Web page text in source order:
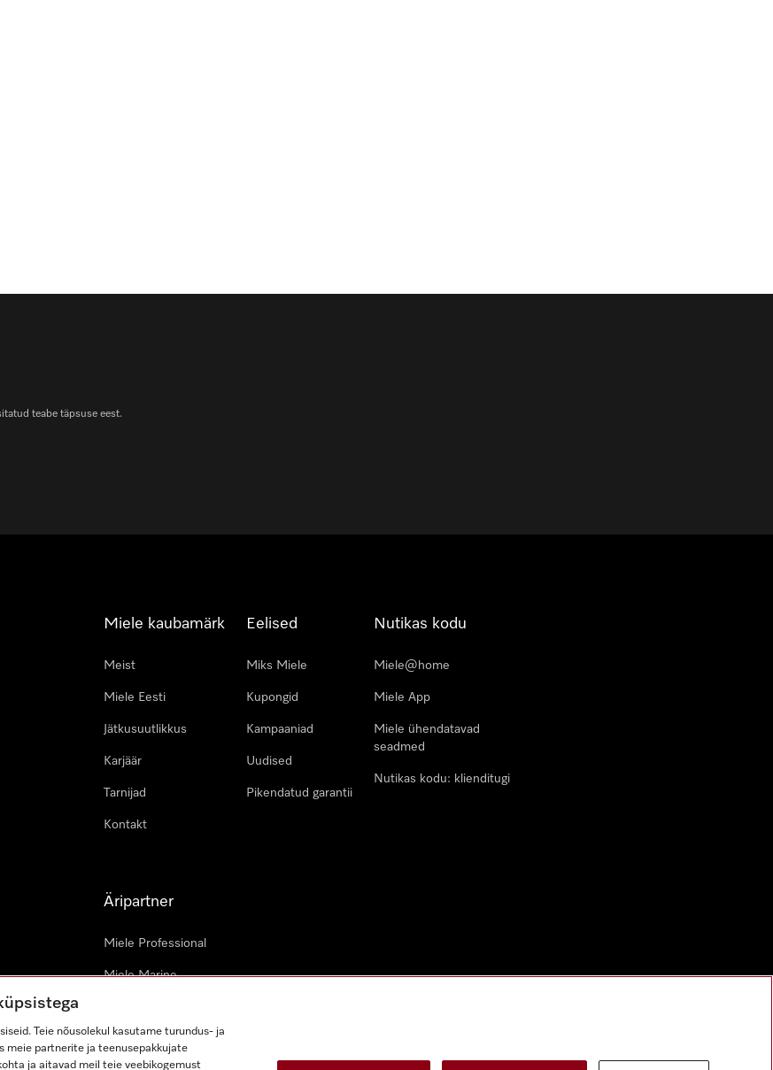
teabe täpsuse eest.
Miele kaubamärk
Meist
Miele Eesti
Jätkusuutlikkus
Karjäär
Tarnijad
Kontakt
Eelised
Miks Miele
Kupongid
Kampaaniad
Uudised
Pikendatud garantii
Nutikas kodu
Miele@home
Miele App
Miele ühendatavad
seadmed
Nutikas kodu: klienditugi
Äripartner
Miele Professional
Miele Marine
Teie nõusolekul kasutame turundus- ja
meie partnerite ja teenusepakkujate
ja aitavad meil teie veebikogemust